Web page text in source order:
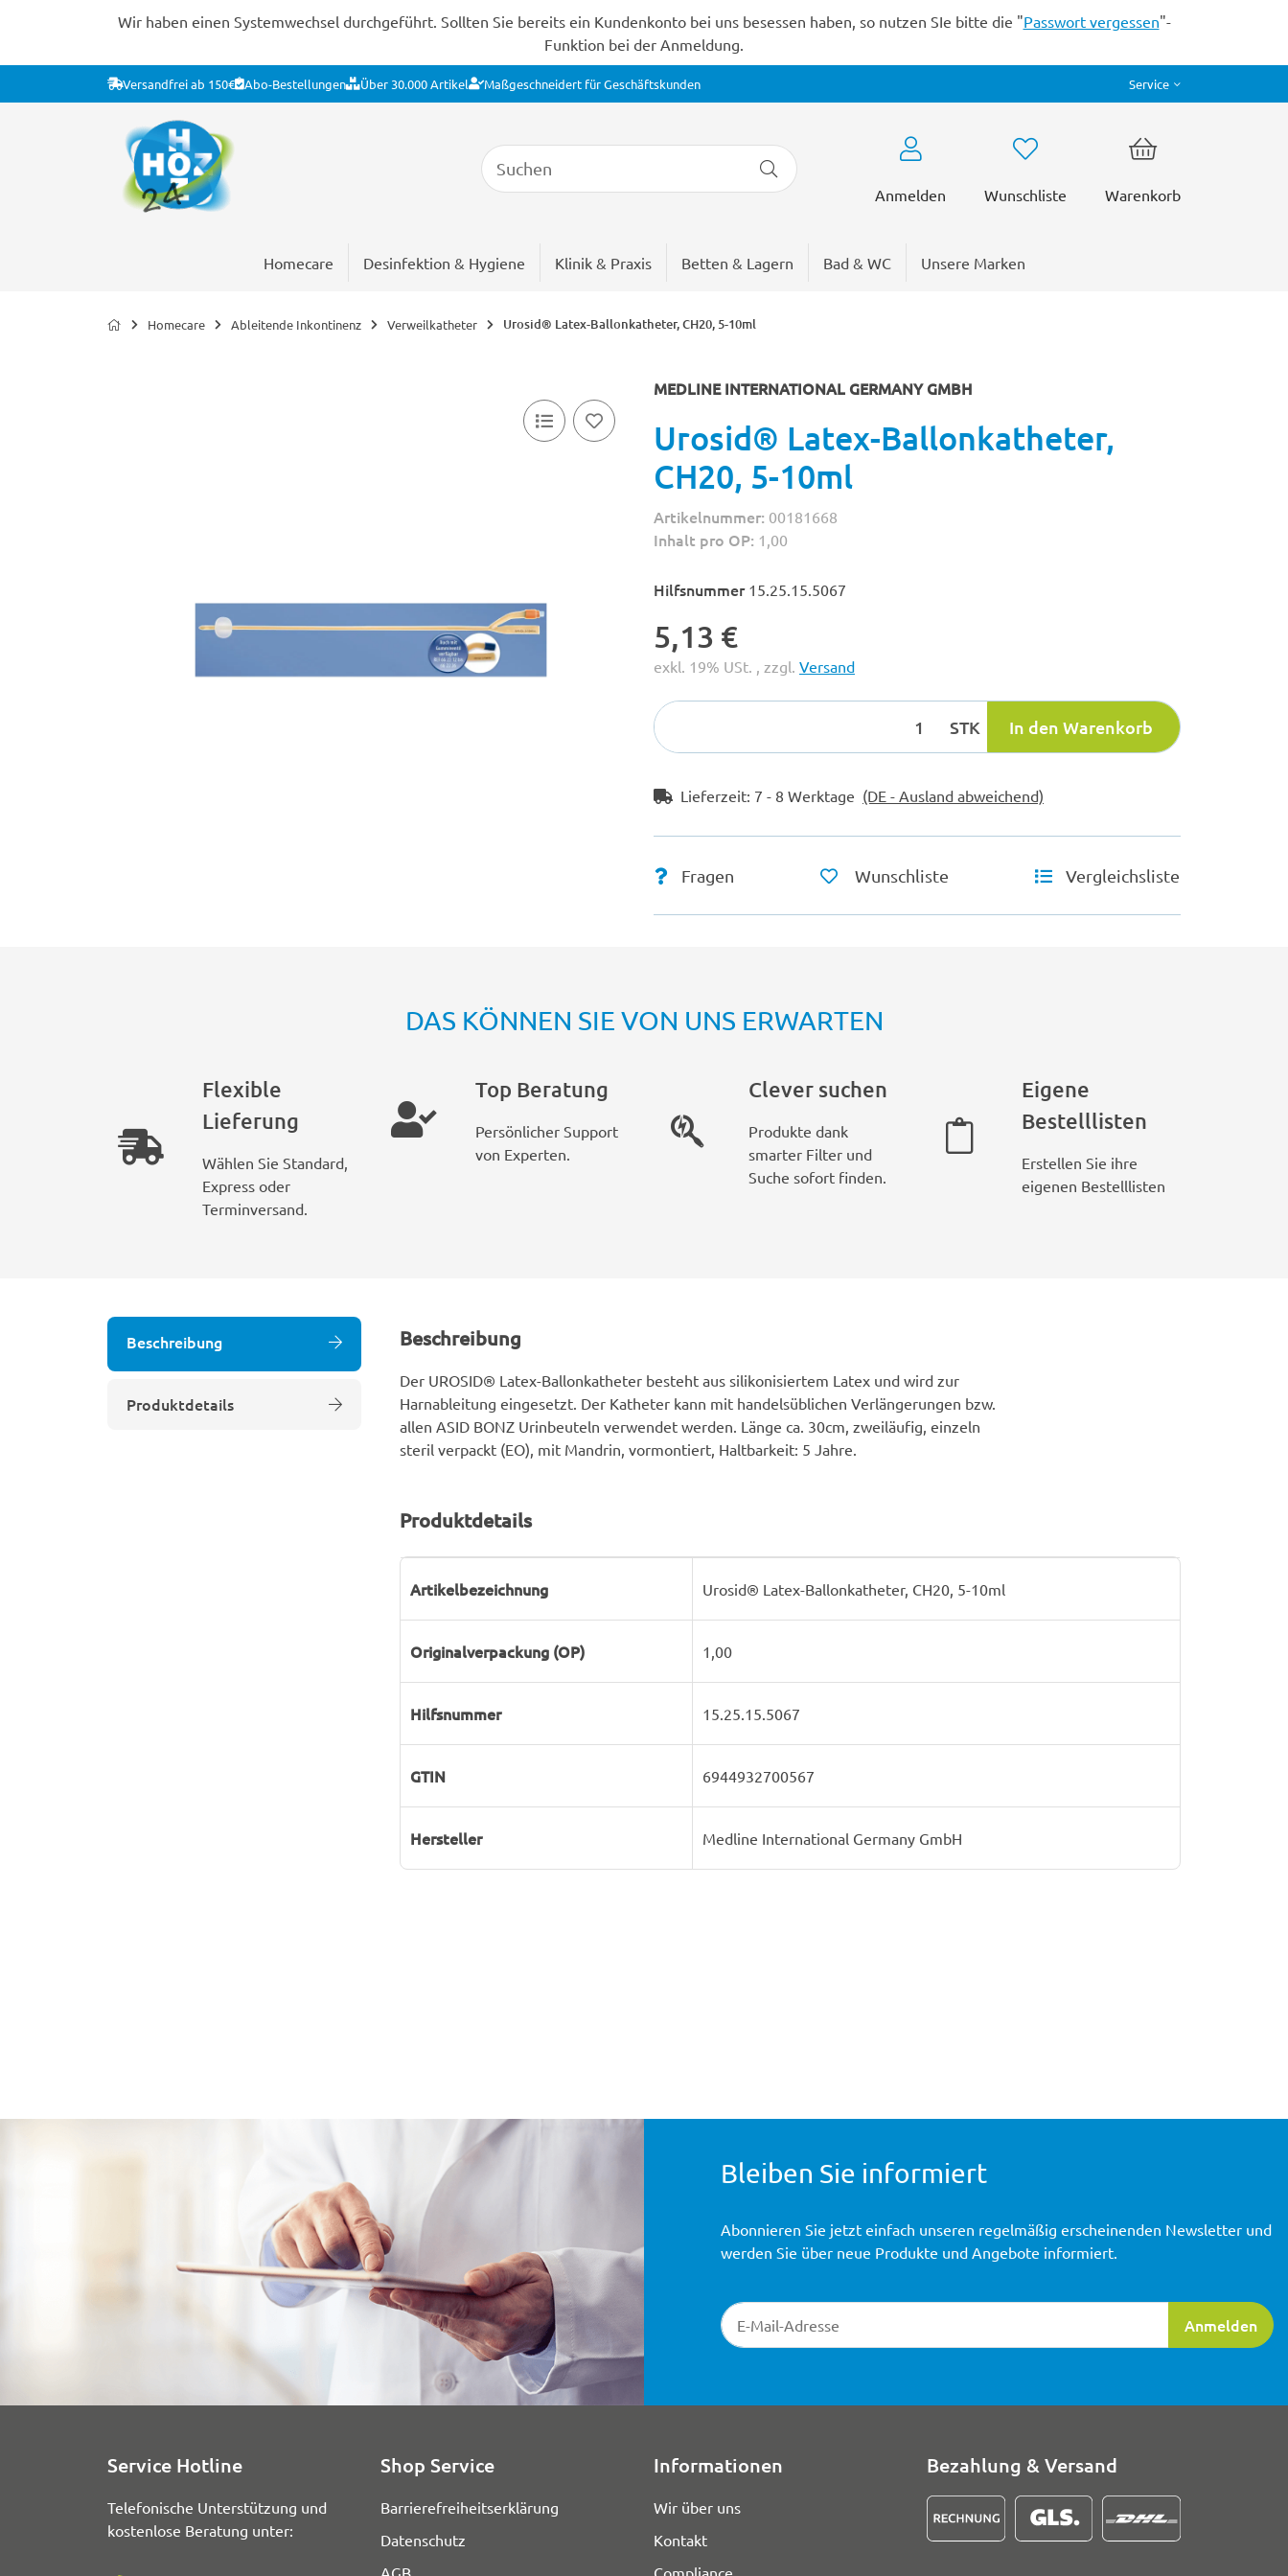
Wir haben einen Systemwechsel durchgeführt. Sollten Sie bereits ein Kundenkonto bei uns besessen haben, so nutzen SIe bitte die "Passwort vergessen"-
Funktion bei der Anmeldung.
Versandfrei ab 150€ Abo-Bestellungen Über 30.000 Artikel Maßgeschneidert für Geschäftskunden Service
Anmelden Wunschliste Warenkorb
Homecare Desinfektion & Hygiene Klinik & Praxis Betten & Lagern Bad & WC Unsere Marken
Homecare Ableitende Inkontinenz Verweilkatheter Urosid® Latex-Ballonkatheter, CH20, 5-10ml
MEDLINE INTERNATIONAL GERMANY GMBH
Urosid® Latex-Ballonkatheter,
CH20, 5-10ml
Artikelnummer: 00181668
Inhalt pro OP: 1,00
Hilfsnummer 15.25.15.5067
5,13 €
exkl. 19% USt. , zzgl. Versand
STK In den Warenkorb
Lieferzeit: 7 - 8 Werktage (DE - Ausland abweichend)
Fragen Wunschliste Vergleichsliste
DAS KÖNNEN SIE VON UNS ERWARTEN
Flexible
Lieferung
Wählen Sie Standard,
Express oder
Terminversand.
Top Beratung
Persönlicher Support
von Experten.
Clever suchen
Produkte dank
smarter Filter und
Suche sofort finden.
Eigene
Bestelllisten
Erstellen Sie ihre
eigenen Bestelllisten
Beschreibung
Produktdetails
Beschreibung
Der UROSID® Latex-Ballonkatheter besteht aus silikonisiertem Latex und wird zur
Harnableitung eingesetzt. Der Katheter kann mit handelsüblichen Verlängerungen bzw.
allen ASID BONZ Urinbeuteln verwendet werden. Länge ca. 30cm, zweiläufig, einzeln
steril verpackt (EO), mit Mandrin, vormontiert, Haltbarkeit: 5 Jahre.
Produktdetails
Artikelbezeichnung Urosid® Latex-Ballonkatheter, CH20, 5-10ml
Originalverpackung (OP) 1,00
Hilfsnummer 15.25.15.5067
GTIN 6944932700567
Hersteller Medline International Germany GmbH
Bleiben Sie informiert
Newsletter-Registrierung
Anmelden
Abonnieren Sie jetzt einfach unseren regelmäßig erscheinenden Newsletter und
werden Sie über neue Produkte und Angebote informiert.
Service Hotline
Telefonische Unterstützung und
kostenlose Beratung unter:
Shop Service
Barrierefreiheitserklärung
Datenschutz
AGB
Informationen
Wir über uns
Kontakt
Compliance
Bezahlung & Versand